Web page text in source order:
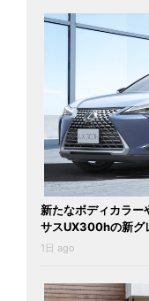
新たなボディカラー
サスUX300hの新グ
1日 ago